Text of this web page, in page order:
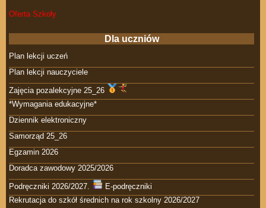
Oferta Szkoły
Dla uczniów
Plan lekcji uczeń
Plan lekcji nauczyciele
Zajęcia pozalekcyjne 25_26
*Wymagania edukacyjne*
Dziennik elektroniczny
Samorząd 25_26
Egzamin 2026
Doradca zawodowy 2025/2026
Podręczniki 2026/2027.
E-podręczniki
Rekrutacja do szkół średnich na rok szkolny 2026/2027